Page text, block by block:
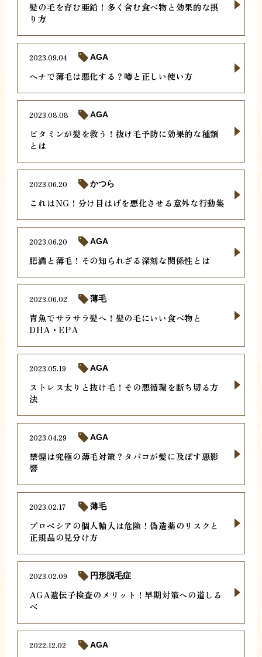
髪の毛を育む亜鉛！多く含む食べ物と効果的な摂
り方
ヘナで薄毛は悪化する？噂と正しい使い方
2023.09.04 AGA
ビタミンが髪を救う！抜け毛予防に効果的な種類
とは
2023.08.08 AGA
これはNG！分け目はげを悪化させる意外な行動集
2023.06.20 かつら
肥満と薄毛！その知られざる深刻な関係性とは
2023.06.20 AGA
青魚でサラサラ髪へ！髪の毛にいい食べ物と
DHA・EPA
2023.06.02 薄毛
ストレス太りと抜け毛！その悪循環を断ち切る方
法
2023.05.19 AGA
禁煙は究極の薄毛対策？タバコが髪に及ぼす悪影
響
2023.04.29 AGA
プロペシアの個人輸入は危険！偽造薬のリスクと
正規品の見分け方
2023.02.17 薄毛
AGA遺伝子検査のメリット！早期対策への道しる
べ
2023.02.09 円形脱毛症
2022.12.02 AGA